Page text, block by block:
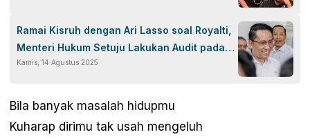
Ramai Kisruh dengan Ari Lasso soal Royalti,
Menteri Hukum Setuju Lakukan Audit pada
WAMI
Kamis, 14 Agustus 2025
Bila banyak masalah hidupmu
Kuharap dirimu tak usah mengeluh